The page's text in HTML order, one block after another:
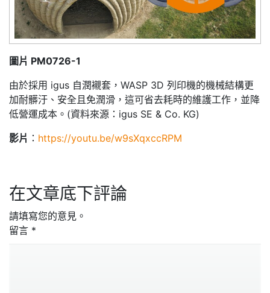
圖片 PM0726-1
由於採用 igus 自潤襯套，WASP 3D 列印機的機械結構更
加耐髒汙、安全且免潤滑，這可省去耗時的維護工作，並降
低營運成本。(資料來源：igus SE & Co. KG)
影片 ： https://youtu.be/w9sXqxccRPM
在文章底下評論
請填寫您的意見。
留言 *